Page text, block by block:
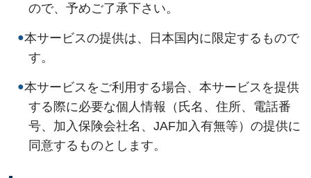
ので、予めご了承下さい。
●本サービスの提供は、日本国内に限定するもので
す。
●本サービスをご利用する場合、本サービスを提供
する際に必要な個人情報（氏名、住所、電話番
号、加入保険会社名、JAF加入有無等）の提供に
同意するものとします。